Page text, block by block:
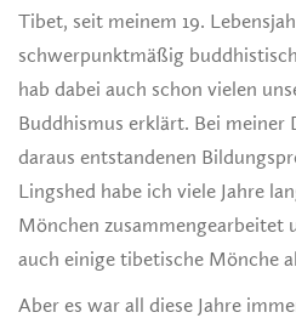
Tibet, seit meinem 19.
schwerpunktmäßig
hab dabei auch schon vielen
Buddhismus erklärt. Bei meiner
daraus entstandenen
Lingshed habe ich viele Jahre
Mönchen zusammengearbeitet
auch einige tibetische Mönche
Aber es war all diese Jahre